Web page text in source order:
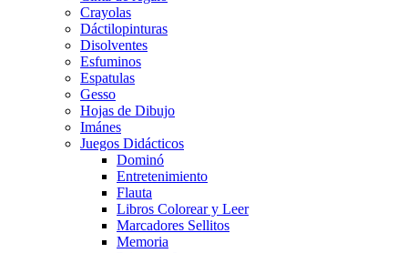
Crayolas
Dáctilopinturas
Disolventes
Esfuminos
Espatulas
Gesso
Hojas de Dibujo
Imánes
Juegos Didácticos
Dominó
Entretenimiento
Flauta
Libros Colorear y Leer
Marcadores Sellitos
Memoria